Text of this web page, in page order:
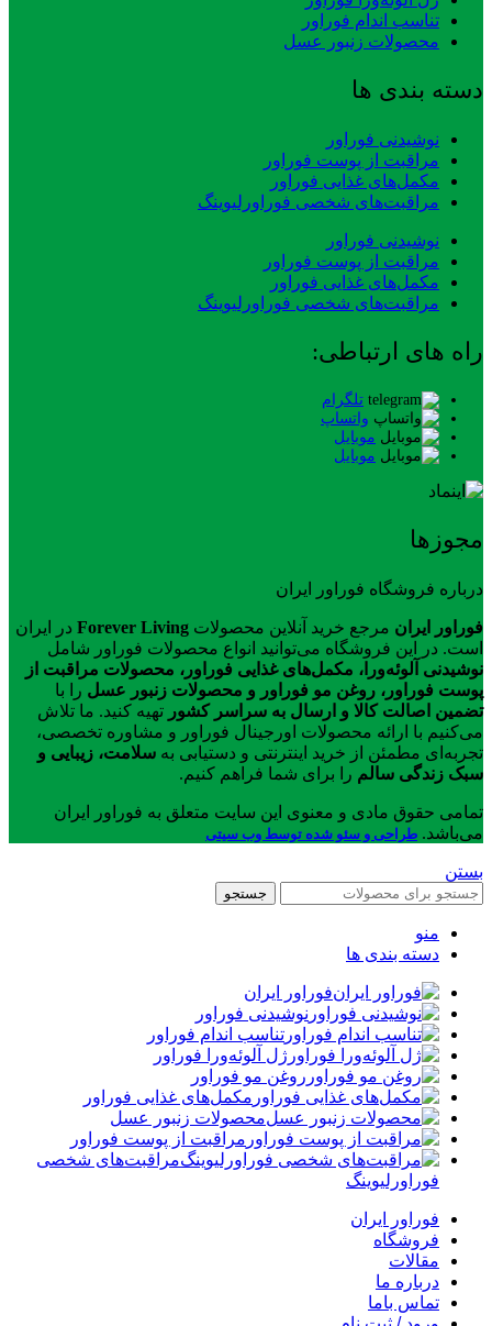
تناسب اندام فوراور
محصولات زنبور عسل
دسته بندی ها
نوشیدنی فوراور
مراقبت از پوست فوراور
مکمل‌های غذایی فوراور
مراقبت‌های شخصی فوراورلیوینگ
نوشیدنی فوراور
مراقبت از پوست فوراور
مکمل‌های غذایی فوراور
مراقبت‌های شخصی فوراورلیوینگ
راه های ارتباطی:
تلگرام
واتساپ
موبایل
موبایل
مجوزها
درباره فروشگاه فوراور ایران
فوراور ایران مرجع خرید آنلاین محصولات Forever Living در ایران
است. در این فروشگاه می‌توانید انواع محصولات فوراور شامل
نوشیدنی آلوئه‌ورا، مکمل‌های غذایی فوراور، محصولات مراقبت از
پوست فوراور، روغن مو فوراور و محصولات زنبور عسل را با
تضمین اصالت کالا و ارسال به سراسر کشور تهیه کنید. ما تلاش
می‌کنیم با ارائه محصولات اورجینال فوراور و مشاوره تخصصی،
تجربه‌ای مطمئن از خرید اینترنتی و دستیابی به سلامت، زیبایی و
سبک زندگی سالم را برای شما فراهم کنیم.
تمامی حقوق مادی و معنوی این سایت متعلق به فوراور ایران
می‌باشد. طراحی و سئو شده توسط وب سیتی
بستن
جستجو
منو
دسته بندی ها
فوراور ایران
نوشیدنی فوراور
تناسب اندام فوراور
ژل آلوئه‌ورا فوراور
روغن مو فوراور
مکمل‌های غذایی فوراور
محصولات زنبور عسل
مراقبت از پوست فوراور
مراقبت‌های شخصی
فوراورلیوینگ
فوراور ایران
فروشگاه
مقالات
درباره ما
تماس باما